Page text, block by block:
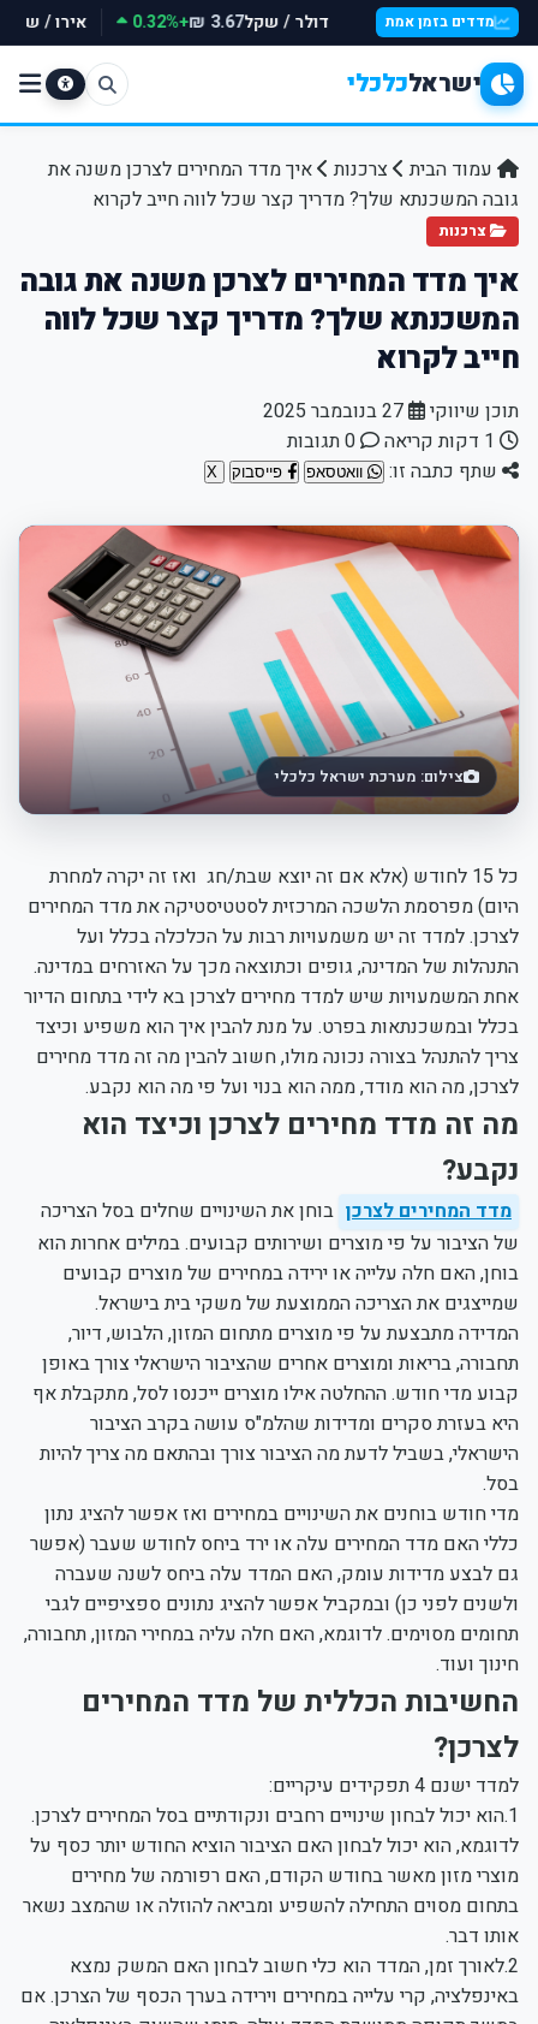
מדדים בזמן אמת דולר / שקל3.67 ₪
+0.32% אירו / שקל
ישראלכלכלי
עמוד הבית צרכנות
איך מדד המחירים לצרכן משנה את
גובה המשכנתא שלך? מדריך קצר שכל לווה חייב לקרוא
צרכנות
איך מדד המחירים לצרכן משנה את גובה
המשכנתא שלך? מדריך קצר שכל לווה
חייב לקרוא
תוכן שיווקי
שתף כתבה זו:
וואטסאפ פייסבוק
צילום: מערכת ישראל כלכלי
כל 15 לחודש (אלא אם זה יוצא שבת/חג ואז זה יקרה למחרת
היום) מפרסמת הלשכה המרכזית לסטטיסטיקה את מדד המחירים
לצרכן. למדד זה יש משמעויות רבות על הכלכלה בכלל ועל
התנהלות של המדינה, גופים וכתוצאה מכך על האזרחים במדינה.
אחת המשמעויות שיש למדד מחירים לצרכן בא לידי בתחום הדיור
בכלל ובמשכנתאות בפרט. על מנת להבין איך הוא משפיע וכיצד
צריך להתנהל בצורה נכונה מולו, חשוב להבין מה זה מדד מחירים
לצרכן, מה הוא מודד, ממה הוא בנוי ועל פי מה הוא נקבע.
מה זה מדד מחירים לצרכן וכיצד הוא
נקבע?
מדד המחירים לצרכן בוחן את השינויים שחלים בסל הצריכה
של הציבור על פי מוצרים ושירותים קבועים. במילים אחרות הוא
בוחן, האם חלה עלייה או ירידה במחירים של מוצרים קבועים
שמייצגים את הצריכה הממוצעת של משקי בית בישראל.
המדידה מתבצעת על פי מוצרים מתחום המזון, הלבוש, דיור,
תחבורה, בריאות ומוצרים אחרים שהציבור הישראלי צורך באופן
קבוע מדי חודש. ההחלטה אילו מוצרים ייכנסו לסל, מתקבלת אף
היא בעזרת סקרים ומדידות שהלמ"ס עושה בקרב הציבור
הישראלי, בשביל לדעת מה הציבור צורך ובהתאם מה צריך להיות
בסל.
מדי חודש בוחנים את השינויים במחירים ואז אפשר להציג נתון
כללי האם מדד המחירים עלה או ירד ביחס לחודש שעבר (אפשר
גם לבצע מדידות עומק, האם המדד עלה ביחס לשנה שעברה
ולשנים לפני כן) ובמקביל אפשר להציג נתונים ספציפיים לגבי
תחומים מסוימים. לדוגמא, האם חלה עליה במחירי המזון, תחבורה,
חינוך ועוד.
החשיבות הכללית של מדד המחירים
לצרכן?
למדד ישנם 4 תפקידים עיקריים:
1.הוא יכול לבחון שינויים רחבים ונקודתיים בסל המחירים לצרכן.
לדוגמא, הוא יכול לבחון האם הציבור הוציא החודש יותר כסף על
מוצרי מזון מאשר בחודש הקודם, האם רפורמה של מחירים
בתחום מסוים התחילה להשפיע ומביאה להוזלה או שהמצב נשאר
אותו דבר.
2.לאורך זמן, המדד הוא כלי חשוב לבחון האם המשק נמצא
באינפלציה, קרי עלייה במחירים וירידה בערך הכסף של הצרכן. אם